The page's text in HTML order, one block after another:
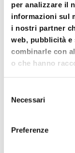
per analizzare il
informazioni sul
i nostri partner
web, pubblicità e
combinarle con
o che hanno
delNecessari
Preferenze
La crescita
visibilità del
Nome
Il lavoro in
professionisti
Lezione